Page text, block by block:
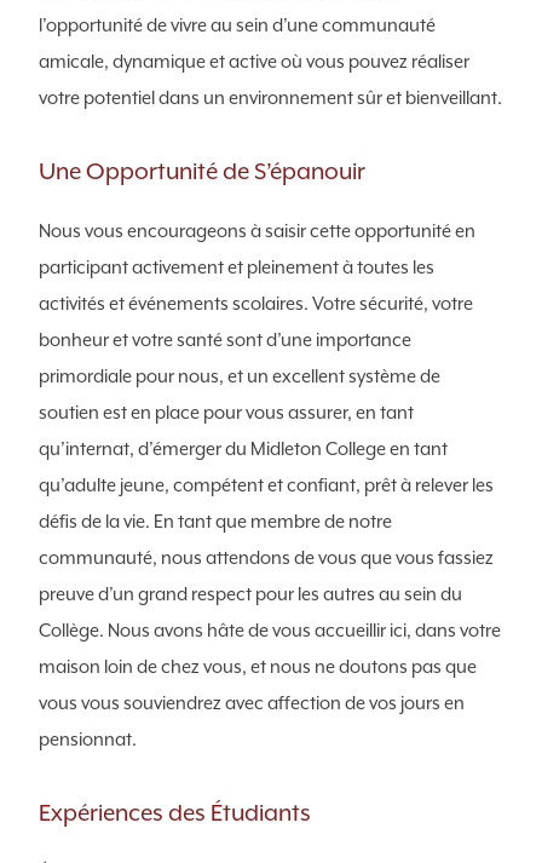
l’opportunité de vivre au sein d’une communauté
amicale, dynamique et active où vous pouvez réaliser
votre potentiel dans un environnement sûr et bienveillant.
Une Opportunité de S’épanouir
Nous vous encourageons à saisir cette opportunité en
participant activement et pleinement à toutes les
activités et événements scolaires. Votre sécurité, votre
bonheur et votre santé sont d’une importance
primordiale pour nous, et un excellent système de
soutien est en place pour vous assurer, en tant
qu’internat, d’émerger du Midleton College en tant
qu’adulte jeune, compétent et confiant, prêt à relever les
défis de la vie. En tant que membre de notre
communauté, nous attendons de vous que vous fassiez
preuve d’un grand respect pour les autres au sein du
Collège. Nous avons hâte de vous accueillir ici, dans votre
maison loin de chez vous, et nous ne doutons pas que
vous vous souviendrez avec affection de vos jours en
pensionnat.
Expériences des Étudiants